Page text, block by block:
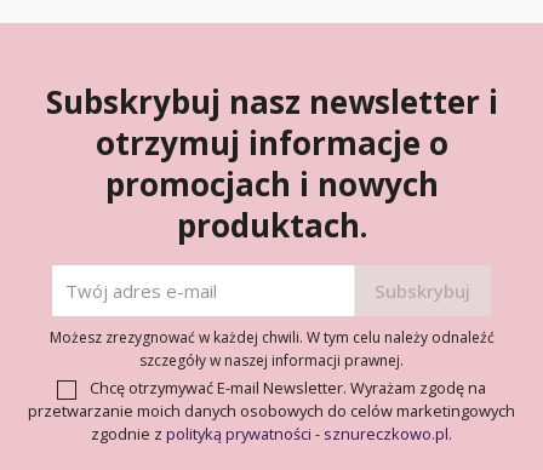
Subskrybuj nasz newsletter i
otrzymuj informacje o
promocjach i nowych
produktach.
Możesz zrezygnować w każdej chwili. W tym celu należy odnaleźć
szczegóły w naszej informacji prawnej.
Chcę otrzymywać E-mail Newsletter. Wyrażam zgodę na
przetwarzanie moich danych osobowych do celów marketingowych
zgodnie z polityką prywatności - sznureczkowo.pl.